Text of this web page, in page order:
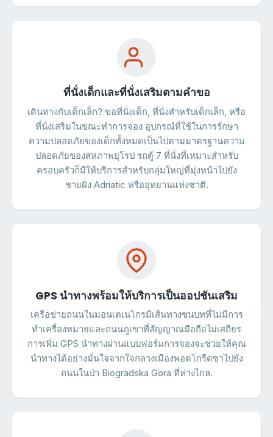
ที่นั่งเด็กและที่นั่งเสริมตามคำขอ
เดินทางกับเด็กเล็ก? ขอที่นั่งเด็ก, ที่นั่งสำหรับเด็กเล็ก, หรือ
ที่นั่งเสริมในขณะทำการจอง อุปกรณ์ที่ใช้ในการรักษา
ความปลอดภัยของเด็กทั้งหมดเป็นไปตามมาตรฐานความ
ปลอดภัยของสหภาพยุโรป รถตู้ 7 ที่นั่งที่เหมาะสำหรับ
ครอบครัวก็มีให้บริการสำหรับกลุ่มใหญ่ที่มุ่งหน้าไปยัง
ชายฝั่ง Adriatic หรืออุทยานแห่งชาติ.
GPS นำทางพร้อมให้บริการเป็นออปชันเสริม
เครือข่ายถนนในมอนเตเนโกรมีเส้นทางชนบทที่ไม่มีการ
ทำเครื่องหมายและถนนภูเขาที่สัญญาณมือถือไม่เสถียร
การเพิ่ม GPS นำทางผ่านแบบฟอร์มการจองจะช่วยให้คุณ
นำทางได้อย่างมั่นใจจากใจกลางเมืองพอดโกรีตซาไปยัง
ถนนในป่า Biogradska Gora ที่ห่างไกล.